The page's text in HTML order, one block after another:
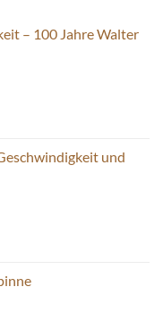
– 100 Jahre Walter
und